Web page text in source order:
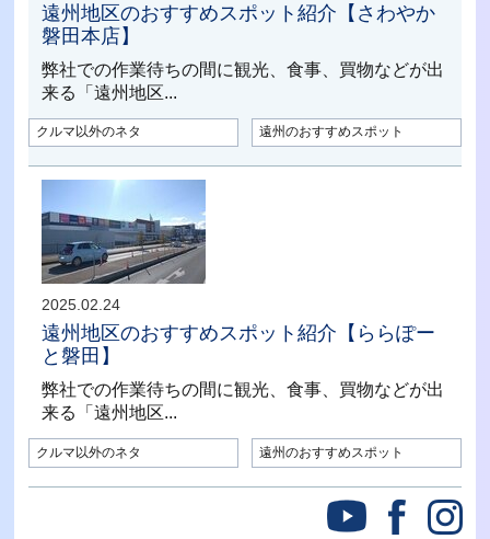
遠州地区のおすすめスポット紹介【さわやか
磐田本店】
弊社での作業待ちの間に観光、食事、買物などが出
来る「遠州地区...
クルマ以外のネタ 遠州のおすすめスポット
2025.02.24
遠州地区のおすすめスポット紹介【ららぽー
と磐田】
弊社での作業待ちの間に観光、食事、買物などが出
来る「遠州地区...
クルマ以外のネタ 遠州のおすすめスポット